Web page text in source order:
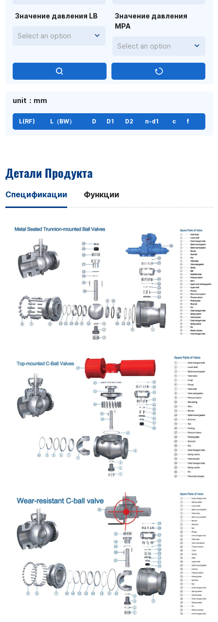
Значение давления LB
Select an option
Значение давления
MPA
Select an option
unit：mm
L(RF) L（BW） D D1 D2 n-d1 c f
Детали Продукта
Спецификации Функции